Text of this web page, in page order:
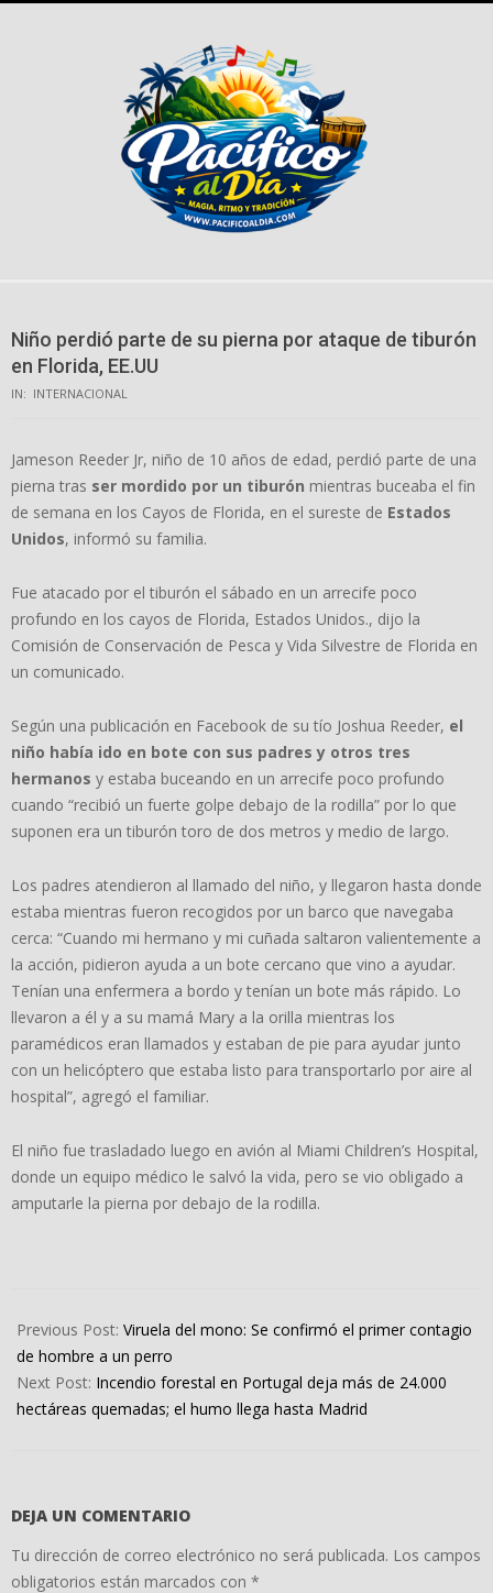
Niño perdió parte de su pierna por ataque de tiburón
en Florida, EE.UU
IN: INTERNACIONAL
Jameson Reeder Jr, niño de 10 años de edad, perdió parte de una
pierna tras ser mordido por un tiburón mientras buceaba el fin
de semana en los Cayos de Florida, en el sureste de Estados
Unidos, informó su familia.
Fue atacado por el tiburón el sábado en un arrecife poco
profundo en los cayos de Florida, Estados Unidos., dijo la
Comisión de Conservación de Pesca y Vida Silvestre de Florida en
un comunicado.
Según una publicación en Facebook de su tío Joshua Reeder, el
niño había ido en bote con sus padres y otros tres
hermanos y estaba buceando en un arrecife poco profundo
cuando “recibió un fuerte golpe debajo de la rodilla” por lo que
suponen era un tiburón toro de dos metros y medio de largo.
Los padres atendieron al llamado del niño, y llegaron hasta donde
estaba mientras fueron recogidos por un barco que navegaba
cerca: “Cuando mi hermano y mi cuñada saltaron valientemente a
la acción, pidieron ayuda a un bote cercano que vino a ayudar.
Tenían una enfermera a bordo y tenían un bote más rápido. Lo
llevaron a él y a su mamá Mary a la orilla mientras los
paramédicos eran llamados y estaban de pie para ayudar junto
con un helicóptero que estaba listo para transportarlo por aire al
hospital”, agregó el familiar.
El niño fue trasladado luego en avión al Miami Children’s Hospital,
donde un equipo médico le salvó la vida, pero se vio obligado a
amputarle la pierna por debajo de la rodilla.
08-
16
Previous Post: Viruela del mono: Se confirmó el primer contagio
de hombre a un perro
Next Post: Incendio forestal en Portugal deja más de 24.000
hectáreas quemadas; el humo llega hasta Madrid
DEJA UN COMENTARIO
Tu dirección de correo electrónico no será publicada. Los campos
obligatorios están marcados con *